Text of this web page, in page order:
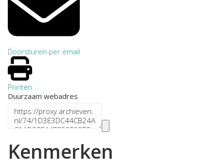
Doorsturen per email
Printen
Duurzaam webadres
Kenmerken